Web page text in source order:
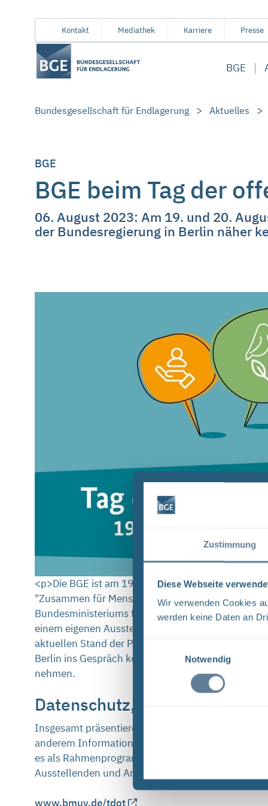
Zustimmung
Diese Webseite
Wir verwenden Cookies
werden keine Daten an
Notwendig
springen:
InhaltsbereichKontakt Mediathek Karriere Presse
BGE
Bundesgesellschaft für Endlagerung Aktuelles
BGE
BGE beim Tag der
06. August 2023: Am 19. und 20.
der Bundesregierung in Berlin näher
<p>Die BGE ist am 19. und 20. August mit einem
"Zusammen für Mensch, Natur und Meer“ –
Bundesministeriums für Umwelt, Naturschutz,
einem eigenen Ausstellungsstand im Dienstsitz
aktuellen Stand der Projekte der BGE
Berlin ins Gespräch kommen. Zudem besteht die
nehmen.
Datenschutz, Tätowierungen
Insgesamt präsentieren sich am Dienstsitz des
anderem Informationen zur Datensouveränität,
es als Rahmenprogramm zahlreiche
Ausstellenden und Anfahrt gibt es auf den Seiten
www.bmuv.de/tdot